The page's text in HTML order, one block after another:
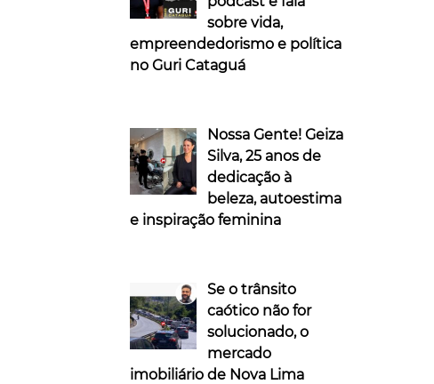
sobre vida,
empreendedorismo e política
no Guri Cataguá
Nossa Gente! Geiza
Silva, 25 anos de
dedicação à
beleza, autoestima
e inspiração feminina
Se o trânsito
caótico não for
solucionado, o
mercado
imobiliário de Nova Lima